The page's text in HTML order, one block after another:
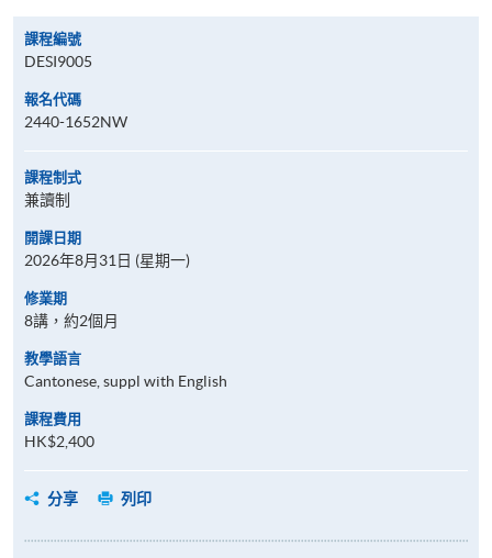
課程編號
DESI9005
報名代碼
2440-1652NW
課程制式
兼讀制
開課日期
2026年8月31日 (星期一)
修業期
8講，約2個月
教學語言
Cantonese, suppl with English
課程費用
HK$2,400
分享 列印